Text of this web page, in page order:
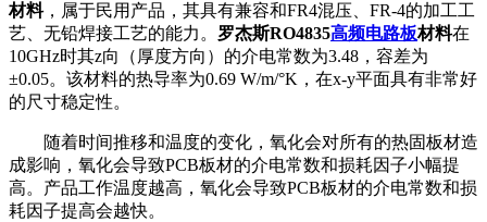
材料，属于民用产品，其具有兼容和FR4混压、FR-4的加工工
艺、无铅焊接工艺的能力。 罗杰斯RO4835高频电路板材料在
10GHz时其z向（厚度方向）的介电常数为3.48，容差为
±0.05。该材料的热导率为0.69 W/m/°K，在x-y平面具有非常好
的尺寸稳定性。
随着时间推移和温度的变化，氧化会对所有的热固板材造
成影响，氧化会导致PCB板材的介电常数和损耗因子小幅提
高。产品工作温度越高，氧化会导致PCB板材的介电常数和损
耗因子提高会越快。